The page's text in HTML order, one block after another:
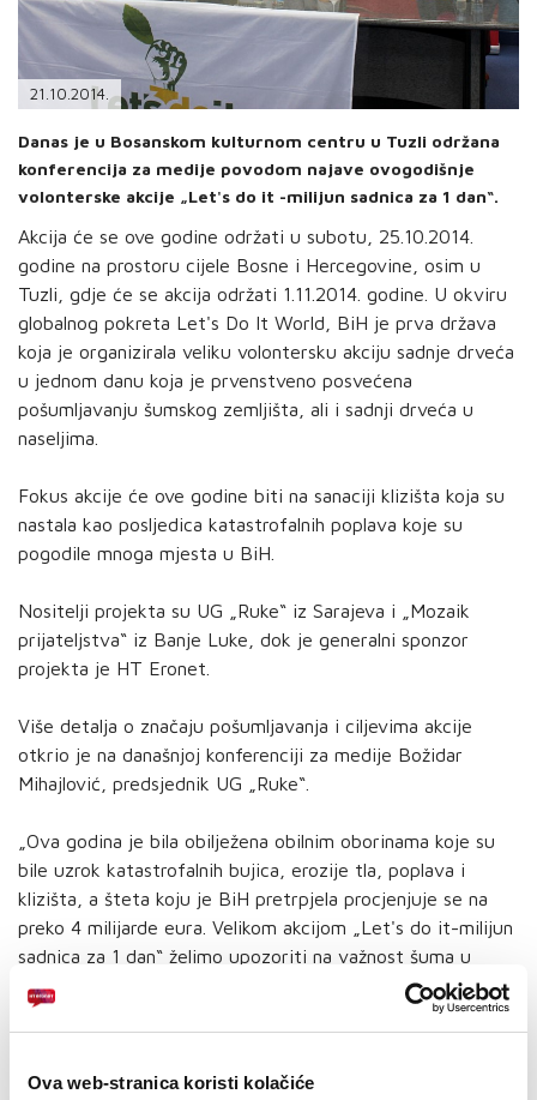
Ova web-stranica koristi kolačiće
PODRŠKA
TELEFONSKI IMENIK
21.10.2014.
Danas je u Bosanskom kulturnom centru u Tuzli održana
konferencija za medije povodom najave ovogodišnje
volonterske akcije „Let's do it -milijun sadnica za 1 dan“.
Akcija će se ove godine održati u subotu, 25.10.2014.
godine na prostoru cijele Bosne i Hercegovine, osim u
Tuzli, gdje će se akcija održati 1.11.2014. godine. U okviru
globalnog pokreta Let's Do It World, BiH je prva država
koja je organizirala veliku volontersku akciju sadnje drveća
u jednom danu koja je prvenstveno posvećena
pošumljavanju šumskog zemljišta, ali i sadnji drveća u
naseljima.
Fokus akcije će ove godine biti na sanaciji klizišta koja su
nastala kao posljedica katastrofalnih poplava koje su
pogodile mnoga mjesta u BiH.
Nositelji projekta su UG „Ruke“ iz Sarajeva i „Mozaik
prijateljstva“ iz Banje Luke, dok je generalni sponzor
projekta je HT Eronet.
Više detalja o značaju pošumljavanja i ciljevima akcije
otkrio je na današnjoj konferenciji za medije Božidar
Mihajlović, predsjednik UG „Ruke“.
„Ova godina je bila obilježena obilnim oborinama koje su
bile uzrok katastrofalnih bujica, erozije tla, poplava i
klizišta, a šteta koju je BiH pretrpjela procjenjuje se na
preko 4 milijarde eura. Velikom akcijom „Let's do it-milijun
sadnica za 1 dan“ želimo upozoriti na važnost šuma u
zaštiti od ovih nepogoda. Drveće svojim korijenim
sistemom vezuje zemljište i sprečava eroziju tla,
ovog šume imaju i druge korisne funkcije kao što su